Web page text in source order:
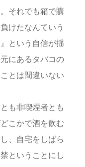
それでも箱で購
けたなんていう
という自信が揺
にあるタバコの
とは間違いない
も非喫煙者とも
こかで酒を飲む
、自宅をしばら
ということにし